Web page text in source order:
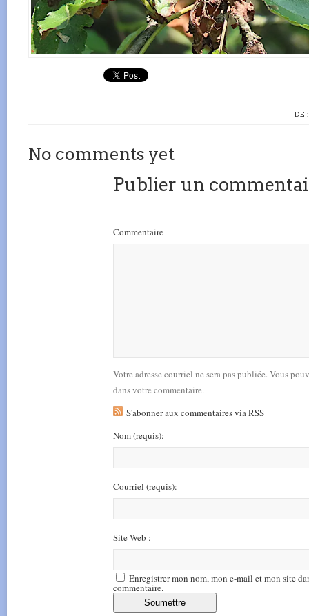
DE
No comments yet
Publier un
Commentaire
Votre adresse courriel ne sera pas publiée. Vous
dans votre commentaire.
S'abonner aux commentaires via RSS
Nom(requis):
Courriel (requis):
Site Web :
Enregistrer mon nom, mon e-mail et mon site
commentaire.